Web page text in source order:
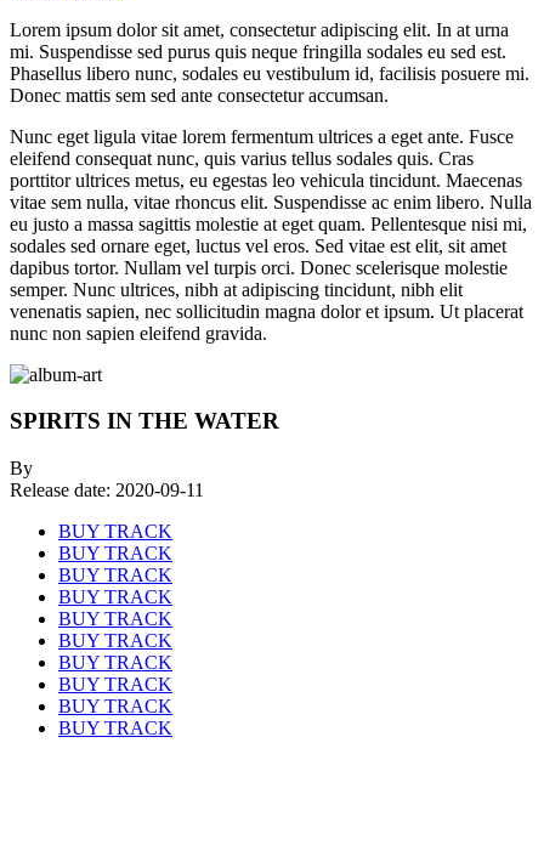
Lorem ipsum dolor sit amet, consectetur adipiscing elit. In at urna
mi. Suspendisse sed purus quis neque fringilla sodales eu sed est.
Phasellus libero nunc, sodales eu vestibulum id, facilisis posuere mi.
Donec mattis sem sed ante consectetur accumsan.
Nunc eget ligula vitae lorem fermentum ultrices a eget ante. Fusce
eleifend consequat nunc, quis varius tellus sodales quis. Cras
porttitor ultrices metus, eu egestas leo vehicula tincidunt. Maecenas
vitae sem nulla, vitae rhoncus elit. Suspendisse ac enim libero. Nulla
eu justo a massa sagittis molestie at eget quam. Pellentesque nisi mi,
sodales sed ornare eget, luctus vel eros. Sed vitae est elit, sit amet
dapibus tortor. Nullam vel turpis orci. Donec scelerisque molestie
semper. Nunc ultrices, nibh at adipiscing tincidunt, nibh elit
venenatis sapien, nec sollicitudin magna dolor et ipsum. Ut placerat
nunc non sapien eleifend gravida.
SPIRITS IN THE WATER
By
Release date: 2020-09-11
BUY TRACK
BUY TRACK
BUY TRACK
BUY TRACK
BUY TRACK
BUY TRACK
BUY TRACK
BUY TRACK
BUY TRACK
BUY TRACK